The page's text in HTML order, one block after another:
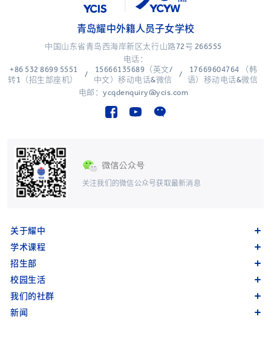
关注我们的微信公众号获取最新消息
青岛耀中外籍人员子女学校
中国山东省青岛西海岸新区太行山路72号 266555
电话：
+86 532 8699 5551
转1（招生部座机）
/
15666135689（英文/
中文）移动电话&微信
/
17669604764 （韩
语）移动电话&微信
电邮：ycqdenquiry@ycis.com
关于耀中
学术课程
招生部
校园生活
我们的社群
新闻